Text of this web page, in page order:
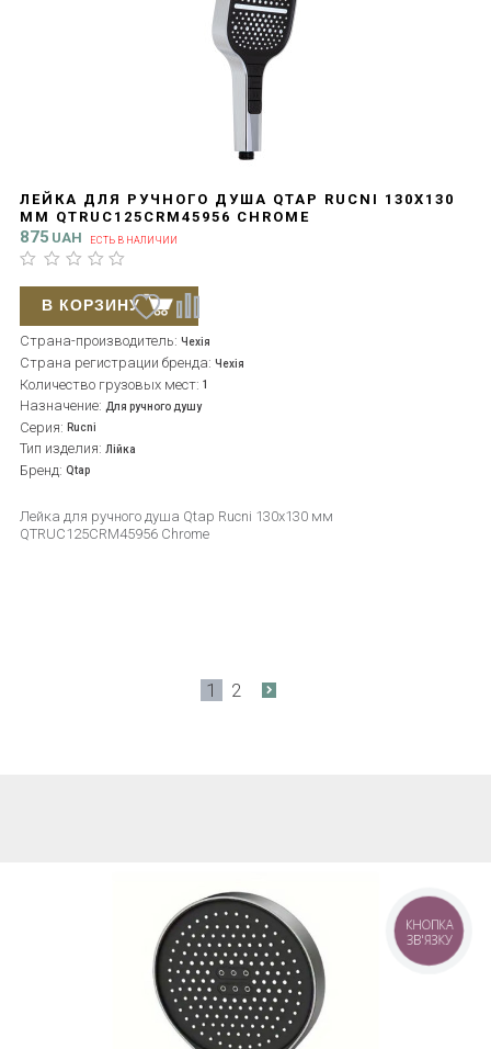
ЛЕЙКА ДЛЯ РУЧНОГО ДУША QTAP RUCNI 130X130
ММ QTRUC125CRM45956 CHROME
875 UAH ЕСТЬ В НАЛИЧИИ
Страна-производитель: Чехія
Страна регистрации бренда: Чехія
Количество грузовых мест: 1
Назначение: Для ручного душу
Серия: Rucni
Тип изделия: Лійка
Бренд: Qtap
Лейка для ручного душа Qtap Rucni 130x130 мм
QTRUC125CRM45956 Chrome
В КОРЗИНУ
1 2
КНОПКА
ЗВ'ЯЗКУ